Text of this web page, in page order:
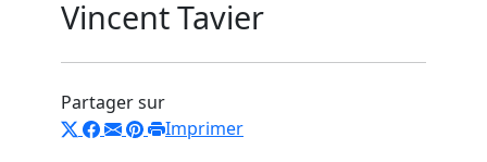
Vincent Tavier
Partager sur
Imprimer